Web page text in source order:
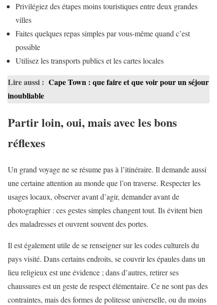
Privilégiez des étapes moins touristiques entre deux grandes
villes
Faites quelques repas simples par vous-même quand c’est
possible
Utilisez les transports publics et les cartes locales
Lire aussi : Cape Town : que faire et que voir pour un séjour
inoubliable
Partir loin, oui, mais avec les bons
réflexes
Un grand voyage ne se résume pas à l’itinéraire. Il demande aussi
une certaine attention au monde que l’on traverse. Respecter les
usages locaux, observer avant d’agir, demander avant de
photographier : ces gestes simples changent tout. Ils évitent bien
des maladresses et ouvrent souvent des portes.
Il est également utile de se renseigner sur les codes culturels du
pays visité. Dans certains endroits, se couvrir les épaules dans un
lieu religieux est une évidence ; dans d’autres, retirer ses
chaussures est un geste de respect élémentaire. Ce ne sont pas des
contraintes, mais des formes de politesse universelle, ou du moins